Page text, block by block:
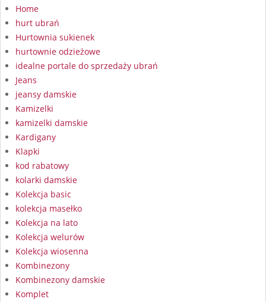
Home
hurt ubrań
Hurtownia sukienek
hurtownie odzieżowe
idealne portale do sprzedaży ubrań
Jeans
jeansy damskie
Kamizelki
kamizelki damskie
Kardigany
Klapki
kod rabatowy
kolarki damskie
Kolekcja basic
kolekcja masełko
Kolekcja na lato
Kolekcja welurów
Kolekcja wiosenna
Kombinezony
Kombinezony damskie
Komplet